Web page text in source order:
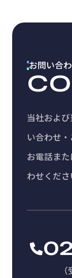
お問い合
当社およ
い合わせ・
お電話ま
わせくださ